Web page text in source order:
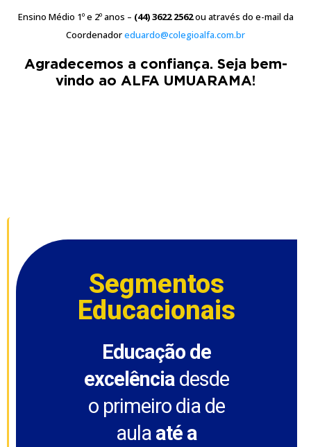
Ensino Médio 1º e 2º anos – (44) 3622 2562ou através do e-mail da
Coordenadoreduardo@colegioalfa.com.br
Agradecemos a confiança. Seja bem-
vindo ao ALFA UMUARAMA!
Segmentos
Educacionais
Educação de
excelência desde
o primeiro dia de
aula até a